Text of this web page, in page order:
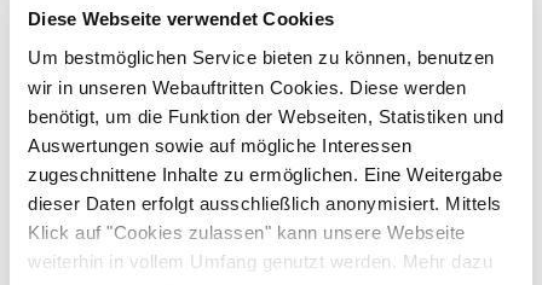
Diese Webseite verwendet Cookies
Um bestmöglichen Service bieten zu können, benutzen
wir in unseren Webauftritten Cookies. Diese werden
benötigt, um die Funktion der Webseiten, Statistiken und
Auswertungen sowie auf mögliche Interessen
zugeschnittene Inhalte zu ermöglichen. Eine Weitergabe
dieser Daten erfolgt ausschließlich anonymisiert. Mittels
Klick auf "Cookies zulassen" kann unsere Webseite
weiterhin in vollem Umfang genutzt werden. Mehr dazu
kostenloser Parkplatz
Parkplatz am Haus
Ausschließlich Barzahlung
Aktivitäten
Fahrradtouren
Wandern
Wassersportmöglichkeiten vor Ort
Ausstattung
kostenloses W-LAN (in der gesamten Unterkunft)
Richtlinien